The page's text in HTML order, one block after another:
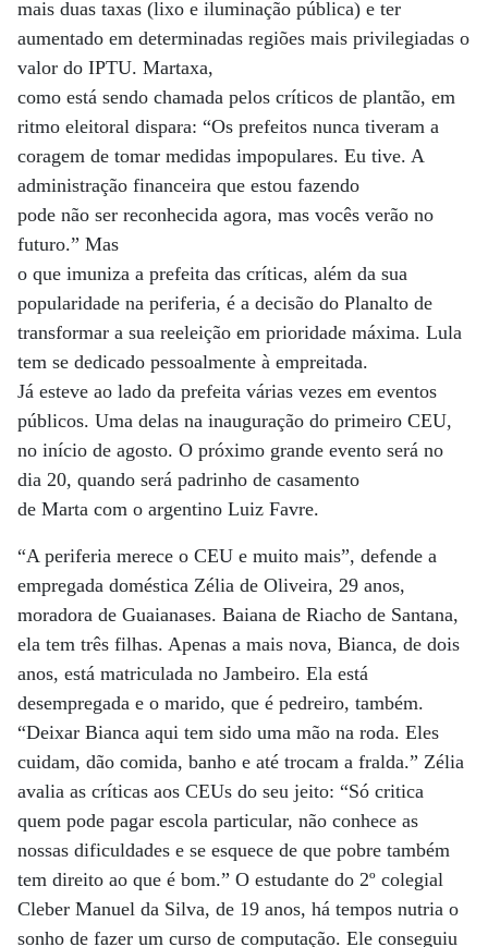
mais duas taxas (lixo e iluminação pública) e ter
aumentado em determinadas regiões mais privilegiadas o
valor do IPTU. Martaxa,
como está sendo chamada pelos críticos de plantão, em
ritmo eleitoral dispara: “Os prefeitos nunca tiveram a
coragem de tomar medidas impopulares. Eu tive. A
administração financeira que estou fazendo
pode não ser reconhecida agora, mas vocês verão no
futuro.” Mas
o que imuniza a prefeita das críticas, além da sua
popularidade na periferia, é a decisão do Planalto de
transformar a sua reeleição em prioridade máxima. Lula
tem se dedicado pessoalmente à empreitada.
Já esteve ao lado da prefeita várias vezes em eventos
públicos. Uma delas na inauguração do primeiro CEU,
no início de agosto. O próximo grande evento será no
dia 20, quando será padrinho de casamento
de Marta com o argentino Luiz Favre.
“A periferia merece o CEU e muito mais”, defende a
empregada doméstica Zélia de Oliveira, 29 anos,
moradora de Guaianases. Baiana de Riacho de Santana,
ela tem três filhas. Apenas a mais nova, Bianca, de dois
anos, está matriculada no Jambeiro. Ela está
desempregada e o marido, que é pedreiro, também.
“Deixar Bianca aqui tem sido uma mão na roda. Eles
cuidam, dão comida, banho e até trocam a fralda.” Zélia
avalia as críticas aos CEUs do seu jeito: “Só critica
quem pode pagar escola particular, não conhece as
nossas dificuldades e se esquece de que pobre também
tem direito ao que é bom.” O estudante do 2º colegial
Cleber Manuel da Silva, de 19 anos, há tempos nutria o
sonho de fazer um curso de computação. Ele conseguiu